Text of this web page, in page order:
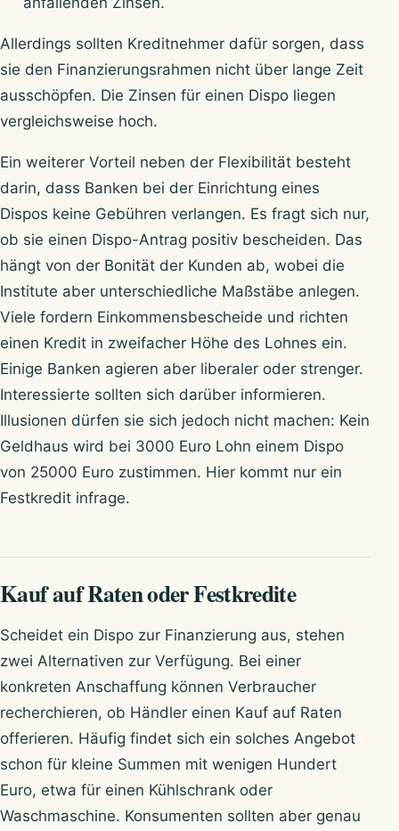
Allerdings sollten Kreditnehmer dafür sorgen, dass
sie den Finanzierungsrahmen nicht über lange Zeit
ausschöpfen. Die Zinsen für einen Dispo liegen
vergleichsweise hoch.
Ein weiterer Vorteil neben der Flexibilität besteht
darin, dass Banken bei der Einrichtung eines
Dispos keine Gebühren verlangen. Es fragt sich nur,
ob sie einen Dispo-Antrag positiv bescheiden. Das
hängt von der Bonität der Kunden ab, wobei die
Institute aber unterschiedliche Maßstäbe anlegen.
Viele fordern Einkommensbescheide und richten
einen Kredit in zweifacher Höhe des Lohnes ein.
Einige Banken agieren aber liberaler oder strenger.
Interessierte sollten sich darüber informieren.
Illusionen dürfen sie sich jedoch nicht machen: Kein
Geldhaus wird bei 3000 Euro Lohn einem Dispo
von 25000 Euro zustimmen. Hier kommt nur ein
Festkredit infrage.
Kauf auf Raten oder Festkredite
Scheidet ein Dispo zur Finanzierung aus, stehen
zwei Alternativen zur Verfügung. Bei einer
konkreten Anschaffung können Verbraucher
recherchieren, ob Händler einen Kauf auf Raten
offerieren. Häufig findet sich ein solches Angebot
schon für kleine Summen mit wenigen Hundert
Euro, etwa für einen Kühlschrank oder
Waschmaschine. Konsumenten sollten aber genau